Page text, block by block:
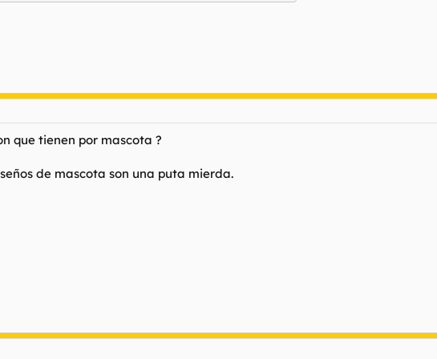
que tienen por mascota ?
de mascota son una puta mierda.